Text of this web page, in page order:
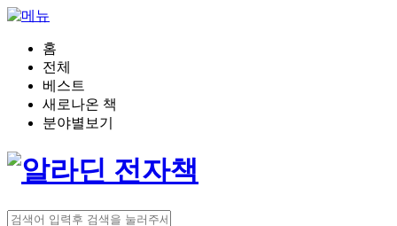
홈
전체
베스트
새로나온 책
분야별보기